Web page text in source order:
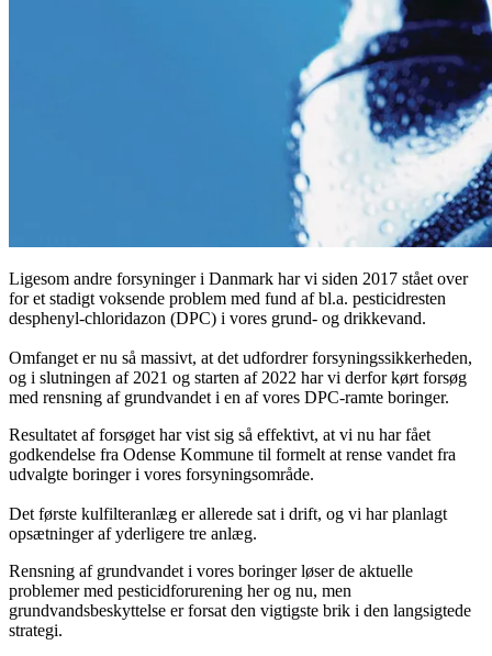
Ligesom andre forsyninger i Danmark har vi siden 2017 stået over
for et stadigt voksende problem med fund af bl.a. pesticidresten
desphenyl-chloridazon (DPC) i vores grund- og drikkevand.
Omfanget er nu så massivt, at det udfordrer forsyningssikkerheden,
og i slutningen af 2021 og starten af 2022 har vi derfor kørt forsøg
med rensning af grundvandet i en af vores DPC-ramte boringer.
Resultatet af forsøget har vist sig så effektivt, at vi nu har fået
godkendelse fra Odense Kommune til formelt at rense vandet fra
udvalgte boringer i vores forsyningsområde.
Det første kulfilteranlæg er allerede sat i drift, og vi har planlagt
opsætninger af yderligere tre anlæg.
Rensning af grundvandet i vores boringer løser de aktuelle
problemer med pesticidforurening her og nu, men
grundvandsbeskyttelse er forsat den vigtigste brik i den langsigtede
strategi.